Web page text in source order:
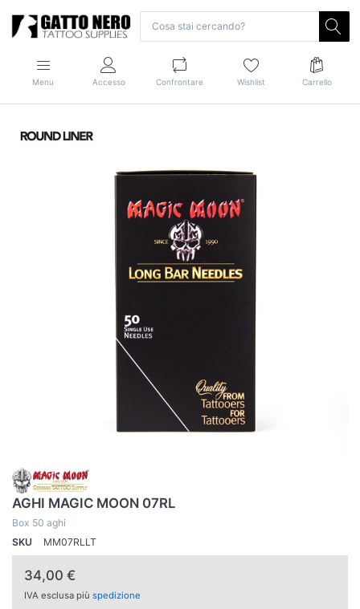
Menu Accesso Confrontare Wishlist Carrello
AGHI MAGIC MOON 07RL
Box 50 aghi
SKU
MM07RLLT
34,00 €
IVA esclusa più spedizione